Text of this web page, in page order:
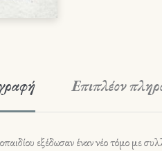
Επιπλέον
εξέδωσαν έναν νέο τόμο με